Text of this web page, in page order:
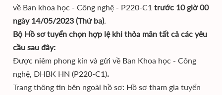
về Ban khoa học - Công nghệ - P220-C1 trước 10 giờ 00
ngày 14/05/2023 (Thứ ba).
Bộ Hồ sơ tuyển chọn hợp lệ khi thỏa mãn tất cả các yêu
cầu sau đây:
Được niêm phong kín và gửi về Ban Khoa học - Công
nghệ, ĐHBK HN (P220-C1).
Trang thông tin bên ngoài hồ sơ: Hồ sơ tham gia tuyển